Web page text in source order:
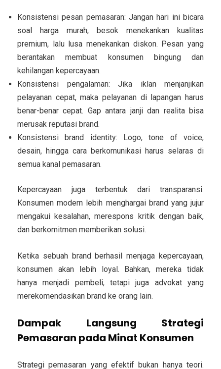
Konsistensi pesan pemasaran: Jangan hari ini bicara
soal harga murah, besok menekankan kualitas
premium, lalu lusa menekankan diskon. Pesan yang
berantakan membuat konsumen bingung dan
kehilangan kepercayaan.
Konsistensi pengalaman: Jika iklan menjanjikan
pelayanan cepat, maka pelayanan di lapangan harus
benar-benar cepat. Gap antara janji dan realita bisa
merusak reputasi brand.
Konsistensi brand identity: Logo, tone of voice,
desain, hingga cara berkomunikasi harus selaras di
semua kanal pemasaran.
Kepercayaan juga terbentuk dari transparansi.
Konsumen modern lebih menghargai brand yang jujur
mengakui kesalahan, merespons kritik dengan baik,
dan berkomitmen memberikan solusi.
Ketika sebuah brand berhasil menjaga kepercayaan,
konsumen akan lebih loyal. Bahkan, mereka tidak
hanya menjadi pembeli, tetapi juga advokat yang
merekomendasikan brand ke orang lain.
Dampak Langsung Strategi
Pemasaran pada Minat Konsumen
Strategi pemasaran yang efektif bukan hanya teori.